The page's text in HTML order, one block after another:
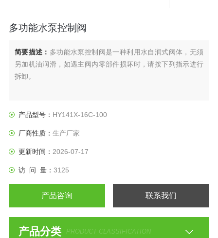
多功能水泵控制阀
简要描述： 多功能水泵控制阀是一种利用水自润式阀体，无须
另加机油润滑，如遇主阀内零部件损坏时，请按下列指示进行
拆卸。
产品型号： HY141X-16C-100
厂商性质： 生产厂家
更新时间： 2026-07-17
访 问 量： 3125
产品咨询 联系我们
产品分类 PRODUCT CLASSIFICATION